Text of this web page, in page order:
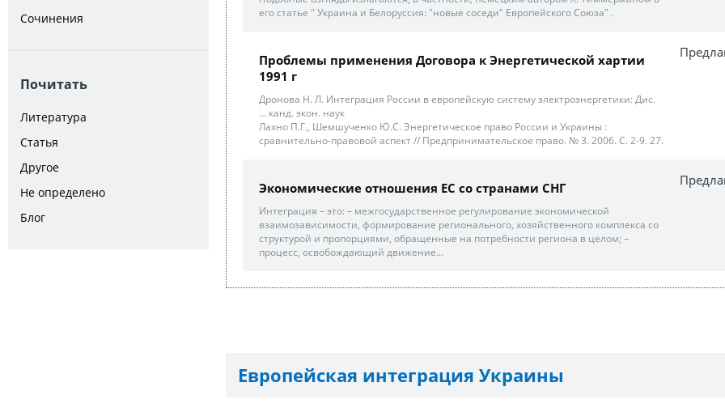
Сочинения
Почитать
Литература
Статья
Другое
Не определено
Блог
его статье " Украина и Белоруссия: "новые соседи" Европейского Союза" .
Проблемы применения Договора к Энергетической хартии
1991 г
Дронова Н. Л. Интеграция России в европейскую систему электроэнергетики: Дис.
… канд. экон. наук
Лахно П.Г., Шемшученко Ю.С. Энергетическое право России и Украины :
сравнительно-правовой аспект // Предпринимательское право. № 3. 2006. С. 2-9. 27.
Экономические отношения ЕС со странами СНГ
Интеграция – это: – межгосударственное регулирование экономической
взаимозависимости, формирование регионального, хозяйственного комплекса со
структурой и пропорциями, обращенные на потребности региона в целом; –
процесс, освобождающий движение...
Европейская интеграция Украины